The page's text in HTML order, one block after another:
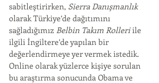
sabitleştirirken, Sierra Danışmanlık
olarak Türkiye’de dağıtımını
sağladığımız Belbin Takım Rolleri ile
ilgili İngiltere’de yapılan bir
değerlendirmeye yer vermek istedik.
Online olarak yüzlerce kişiye sorulan
bu araştırma sonucunda Obama ve